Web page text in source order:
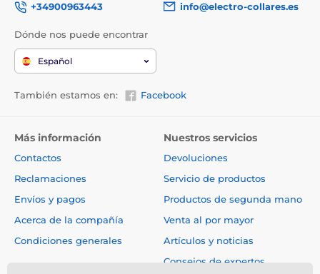
+34900963443
info@electro-collares.es
Dónde nos puede encontrar
Español
También estamos en: Facebook
Más información
Contactos
Reclamaciones
Envíos y pagos
Acerca de la compañía
Condiciones generales
Nuestros servicios
Devoluciones
Servicio de productos
Productos de segunda mano
Venta al por mayor
Artículos y noticias
Consejos de expertos